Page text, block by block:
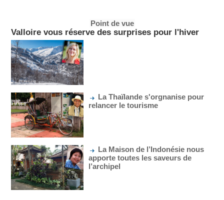
Point de vue
Valloire vous réserve des surprises pour l'hiver
La Thaïlande s'orgnanise pour
relancer le tourisme
La Maison de l’Indonésie nous
apporte toutes les saveurs de
l’archipel